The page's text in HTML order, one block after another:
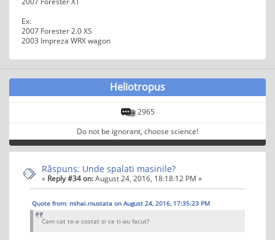
Ex:
2007 Forester 2.0 XS
2003 Impreza WRX wagon
Heliotropus
2965
Do not be ignorant, choose science!
Rãspuns: Unde spalati masinile?
« Reply #34 on:August 24, 2016, 18:18:12 PM »
Quote from: mihai.mustata on August 24, 2016, 17:35:23 PM
Cam cat te-a costat si ce ti-au facut?